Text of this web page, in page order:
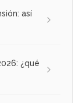
así
¿qué